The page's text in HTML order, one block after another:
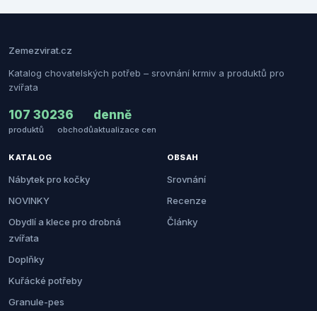
Zemezvirat.cz
Katalog chovatelských potřeb – srovnání krmiv a produktů pro
zvířata
107 302
produktů
36
obchodů
denně
aktualizace cen
KATALOG
Nábytek pro kočky
NOVINKY
Obydlí a klece pro drobná
zvířata
Doplňky
Kuřácké potřeby
Granule-pes
OBSAH
Srovnání
Recenze
Články